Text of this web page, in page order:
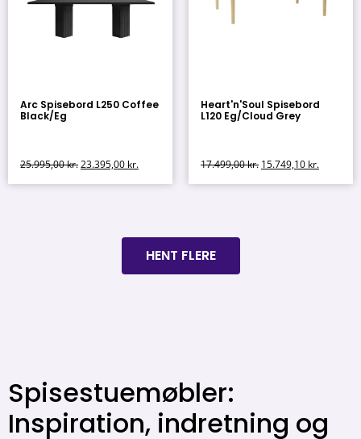
Arc Spisebord L250 Coffee
Black/Eg
25.995,00kr.23.395,00 kr.
Heart'n'Soul Spisebord
L120 Eg/Cloud Grey
17.499,00kr. 15.749,10 kr.
HENT FLERE
Spisestuemøbler:
Inspiration, indretning og